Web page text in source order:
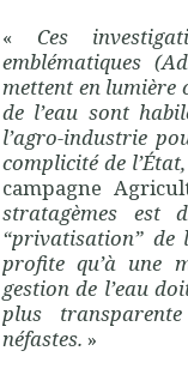
« Ces
emblématiques
mettent en lumière
de l’eau sont
l’agro-industrie
complicité de l’État,
campagne
stratagèmes est
“privatisation” de
profite qu’à une
gestion de l’eau
plus
néfastes. »